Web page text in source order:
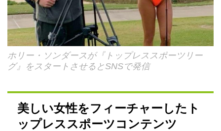
ホリー・ソンダースが『トップレススポーツリー
グ』をスタートさせるとSNSで発信
美しい女性をフィーチャーしたト
ップレススポーツコンテンツ